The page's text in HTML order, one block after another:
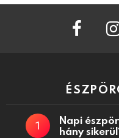
facebook
Napi
hány